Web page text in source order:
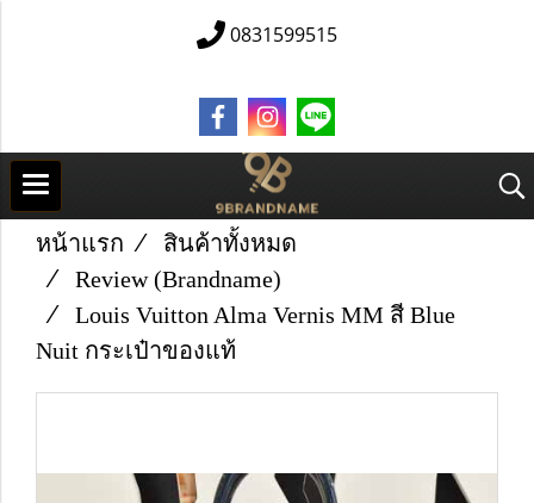
0831599515
หน้าแรก
สินค้าทั้งหมด
Review (Brandname)
Louis Vuitton Alma Vernis MM สี Blue
Nuit กระเป๋าของแท้